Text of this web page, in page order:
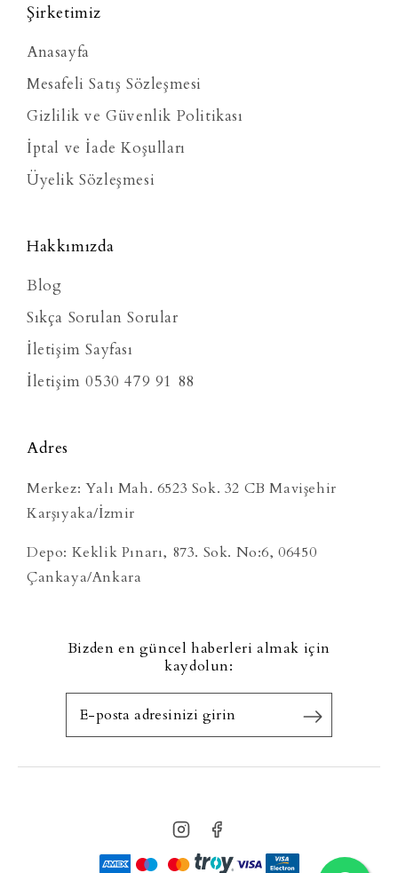
Şirketimiz
Anasayfa
Mesafeli Satış Sözleşmesi
Gizlilik ve Güvenlik Politikası
İptal ve İade Koşulları
Üyelik Sözleşmesi
Hakkımızda
Blog
Sıkça Sorulan Sorular
İletişim Sayfası
İletişim 0530 479 91 88
Adres
Merkez: Yalı Mah. 6523 Sok. 32 CB Mavişehir
Karşıyaka/İzmir
Depo: Keklik Pınarı, 873. Sok. No:6, 06450
Çankaya/Ankara
Bizden en güncel haberleri almak için
kaydolun: